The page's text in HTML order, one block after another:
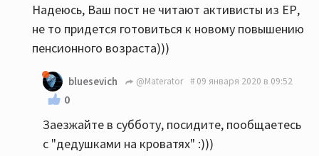
Надеюсь, Ваш пост не читают активисты из ЕР,
не то придется готовиться к новому повышению
пенсионного возраста)))
bluesevich @Materator 09 января 2020 в 09:52
0
Заезжайте в субботу, посидите, пообщаетесь
с "дедушками на кроватях" :)))